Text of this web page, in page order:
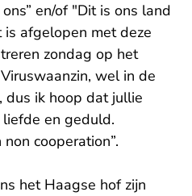
en/of "Dit is ons land
afgelopen met deze
zondag op het
wel in de
dus ik hoop dat jullie
en geduld.
cooperation”.
het Haagse hof zijn